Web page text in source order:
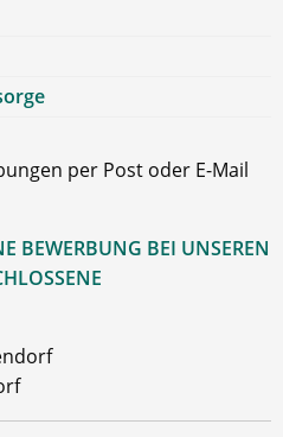
per Post oder E-Mail
BEWERBUNG BEI UNSEREN